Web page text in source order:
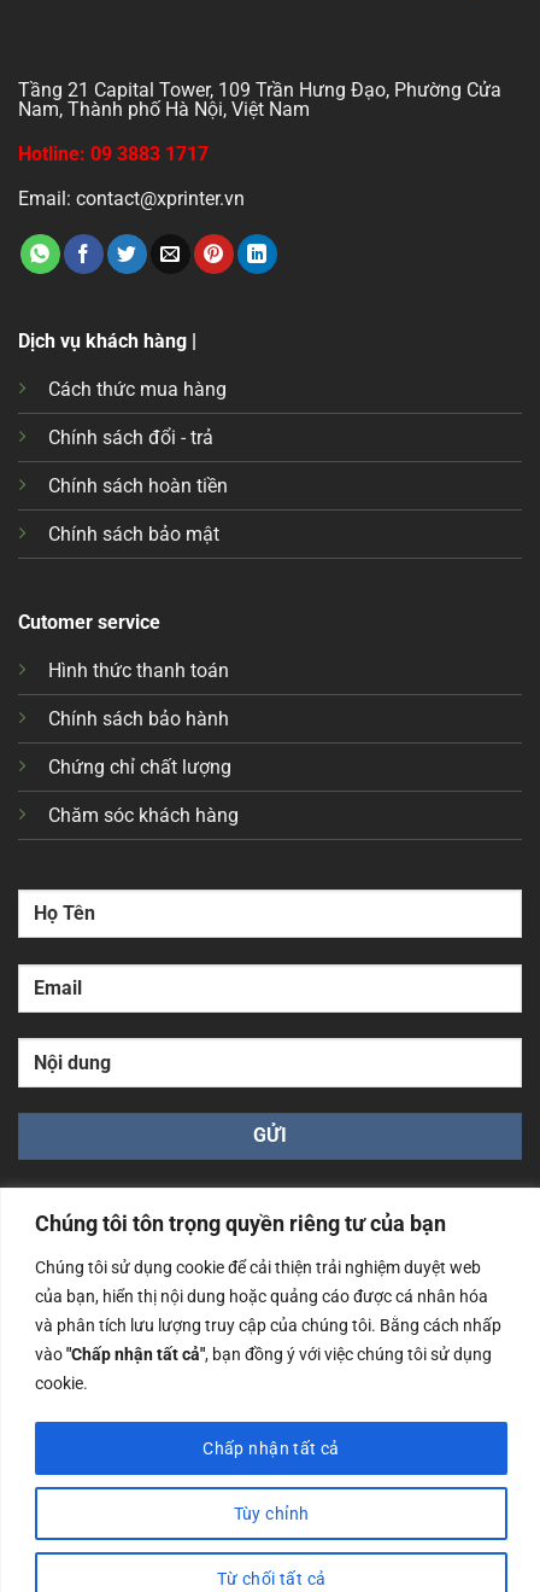
Chúng tôi tôn trọng quyền riêng tư của bạn
Chúng tôi sử dụng cookie để cải thiện trải nghiệm duyệt web
của bạn, hiển thị nội dung hoặc quảng cáo được cá nhân hóa
và phân tích lưu lượng truy cập của chúng tôi. Bằng cách nhấp
vào"Chấp nhận tất cả", bạn đồng ý với việc chúng tôi sử dụng
cookie.
Tùy chỉnh
Từ chối tất cả
Chấp nhận tất cả
Tầng 21 Capital Tower, 109 Trần Hưng Đạo, Phường Cửa
Nam, Thành phố Hà Nội, Việt Nam
Hotline: 09 3883 1717
Email: contact@xprinter.vn
Dịch vụ khách hàng |
Cách thức mua hàng
Chính sách đổi - trả
Chính sách hoàn tiền
Chính sách bảo mật
Cutomer service
Hình thức thanh toán
Chính sách bảo hành
Chứng chỉ chất lượng
Chăm sóc khách hàng
Công ty TNHH Nam Bình Xương - Số ĐKKD: 0108783483
cấp ngày 14/06/2019 bởi Sở Kế Hoạch và Đầu Tư Tp. Hà
Nội
Copyrights @2023 Nam Binh Xuong. All Rights Reserved